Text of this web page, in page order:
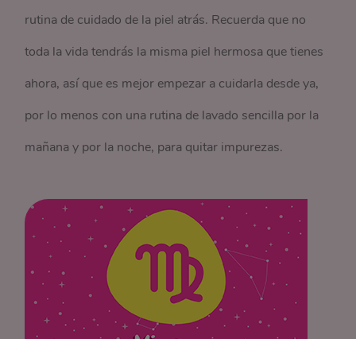
rutina de cuidado de la piel atrás. Recuerda que no
toda la vida tendrás la misma piel hermosa que tienes
ahora, así que es mejor empezar a cuidarla desde ya,
por lo menos con una rutina de lavado sencilla por la
mañana y por la noche, para quitar impurezas.